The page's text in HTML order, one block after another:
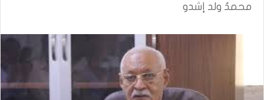
محمدٌ ولد إشدو